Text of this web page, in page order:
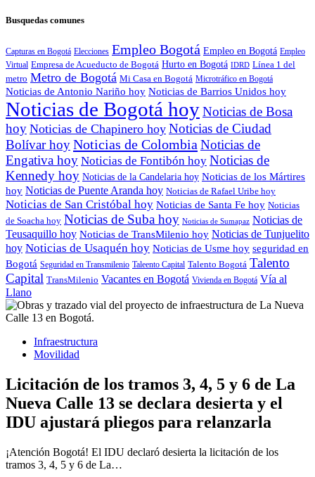
Busquedas comunes
Capturas en Bogotá Elecciones Empleo Bogotá Empleo en Bogotá Empleo
Virtual Empresa de Acueducto de Bogotá Hurto en Bogotá IDRD Línea 1 del
metro Metro de Bogotá Mi Casa en Bogotá Microtráfico en Bogotá
Noticias de Antonio Nariño hoy Noticias de Barrios Unidos hoy
Noticias de Bogotá hoyNoticias de Bosa
hoy Noticias de Chapinero hoy Noticias de Ciudad
Bolívar hoyNoticias de Colombia Noticias de
Engativa hoy Noticias de Fontibón hoy Noticias de
Kennedy hoy Noticias de la Candelaria hoy Noticias de los Mártires
hoy Noticias de Puente Aranda hoy Noticias de Rafael Uribe hoy
Noticias de San Cristóbal hoy Noticias de Santa Fe hoy Noticias
de Soacha hoy Noticias de Suba hoy Noticias de Sumapaz Noticias de
Teusaquillo hoy Noticias de TransMilenio hoy Noticias de Tunjuelito
hoy Noticias de Usaquén hoy Noticias de Usme hoy seguridad en
Bogotá Seguridad en Transmilenio Taleento Capital Talento Bogotá Talento
Capital TransMilenio Vacantes en Bogotá Vivienda en Bogotá Vía al
Llano
Infraestructura
Movilidad
Licitación de los tramos 3, 4, 5 y 6 de La
Nueva Calle 13 se declara desierta y el
IDU ajustará pliegos para relanzarla
¡Atención Bogotá! El IDU declaró desierta la licitación de los
tramos 3, 4, 5 y 6 de La…